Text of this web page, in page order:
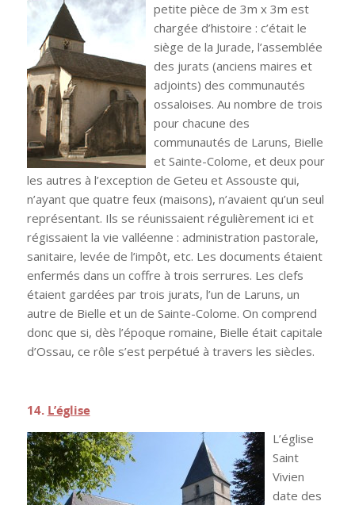
petite pièce de 3m x 3m est
chargée d’histoire : c’était le
siège de la Jurade, l’assemblée
des jurats (anciens maires et
adjoints) des communautés
ossaloises. Au nombre de trois
pour chacune des
communautés de Laruns, Bielle
et Sainte-Colome, et deux pour
les autres à l’exception de Geteu et Assouste qui,
n’ayant que quatre feux (maisons), n’avaient qu’un seul
représentant. Ils se réunissaient régulièrement ici et
régissaient la vie valléenne : administration pastorale,
sanitaire, levée de l’impôt, etc. Les documents étaient
enfermés dans un coffre à trois serrures. Les clefs
étaient gardées par trois jurats, l’un de Laruns, un
autre de Bielle et un de Sainte-Colome. On comprend
donc que si, dès l’époque romaine, Bielle était capitale
d’Ossau, ce rôle s’est perpétué à travers les siècles.
14. L’église
L’église
Saint
Vivien
date des